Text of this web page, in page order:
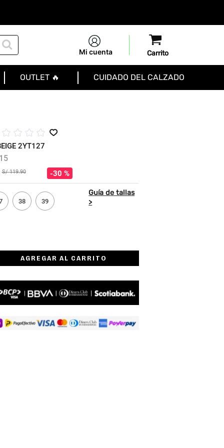
Mi cuenta
OUTLET 🔥 CUIDADO DEL CALZADO
☆ ☆ ☆ ☆
2YT127
S/ 119.90 30 %
38 39
AGREGAR AL CARRITO